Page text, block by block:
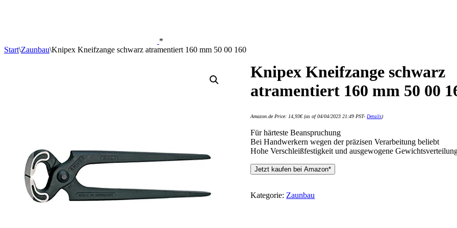
*
Start\Zaunbau\Knipex Kneifzange schwarz atramentiert 160 mm 50 00 160
Knipex Kneifzange schwarz
atramentiert 160 mm 50 00
Amazon.de Price:14,93€(as of 04/04/2023 21:49 PST-Details)
Für härteste Beanspruchung
Bei Handwerkern wegen der präzisen Verarbeitung beliebt
Hohe Verschleißfestigkeit und ausgewogene
Jetzt kaufen bei Amazon*
Kategorie:Zaunbau